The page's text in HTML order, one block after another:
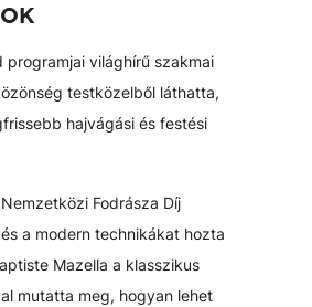
világhírű szakmai
testközelből láthatta,
hajvágási és festési
Fodrásza Díj
a modern technikákat hozta
Mazella a klasszikus
mutatta meg, hogyan lehet